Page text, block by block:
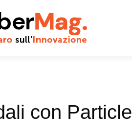
con Particle